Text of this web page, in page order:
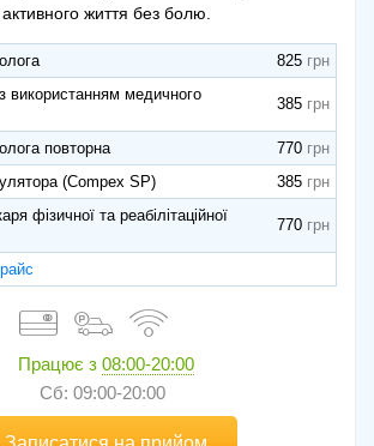
життя без болю.
825
використанням медичного
385
повторна
770
(Compex SP)
385
фізичної та реабілітаційної
770
Працює з 08:00-20:00
Сб: 09:00-20:00